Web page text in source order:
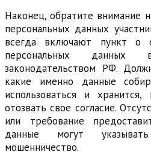
Наконец, обратите внимание
персональных данных
всегда включают пункт о
персональных
законодательством РФ.
какие именно данные
использоваться и
отозвать свое согласие.
или требование
данные могут
мошенничество.